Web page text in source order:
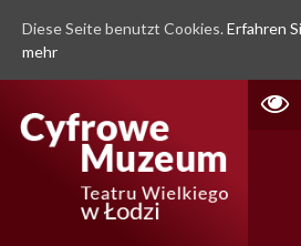
Diese Seite benutzt Cookies. Erfahren
mehr